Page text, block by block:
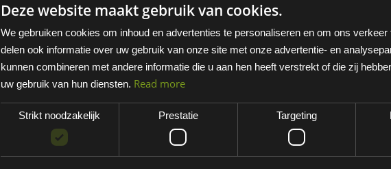
EAN: 4901792011198
Minimum bestelhoeveelheid:
Deze website maakt gebruik van cookies.
We gebruiken cookies om inhoud en advertenties te personaliseren en om ons
delen ook informatie over uw gebruik van onze site met onze advertentie- en
kunnen combineren met andere informatie die u aan hen heeft verstrekt of die zij
uw gebruik van hun diensten. Read more
Strikt noodzakelijk Prestatie Targeting